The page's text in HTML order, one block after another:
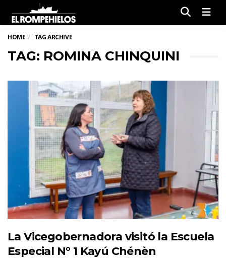
HOME TAG ARCHIVE
TAG: ROMINA CHINQUINI
La Vicegobernadora visitó la Escuela
Especial N° 1 Kayú Chénèn